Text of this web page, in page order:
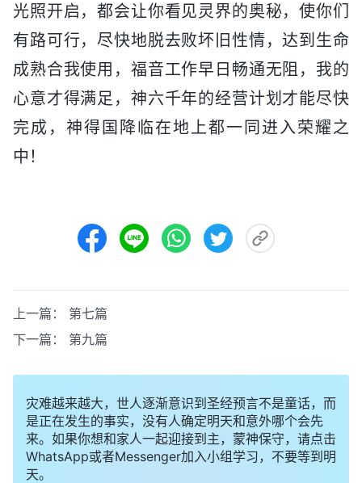
光照开启，都会让你看见灵界的奥秘，使你们
有路可行，尽快地脱去败坏旧性情，达到生命
成熟合我使用，福音工作早日畅通无阻，我的
心意才得满足，神六千年的经营计划才能尽快
完成，神得国降临在地上都一同进入荣耀之
中！
上一篇： 第七篇
下一篇： 第九篇
灾难越来越大，世人逐渐意识到圣经预言不是童话，而
是正在发生的事实，没有人确定明天和意外哪个会先
来。如果你想和家人一起迎接到主，蒙神保守，请点击
WhatsApp或者Messenger加入小组学习，不要等到明
天。